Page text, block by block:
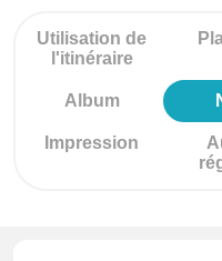
Utilisation de
l'itinéraire
Album
Impression